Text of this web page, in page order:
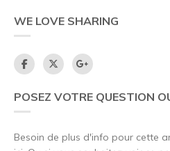
WE LOVE SHARING
POSEZ VOTRE QUESTION
Besoin de plus d'info pour cette